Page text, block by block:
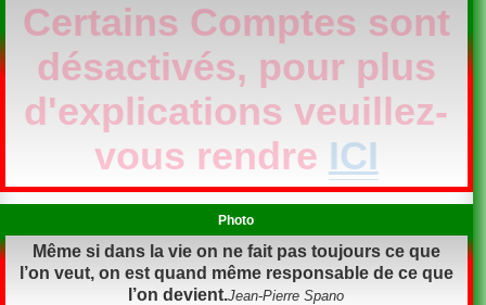
Certains Comptes sont
désactivés, pour plus
d'explications veuillez-
vous rendre ICI
Photo
Même si dans la vie on ne fait pas toujours ce que
l’on veut, on est quand même responsable de ce que
l’on devient.Jean-Pierre Spano